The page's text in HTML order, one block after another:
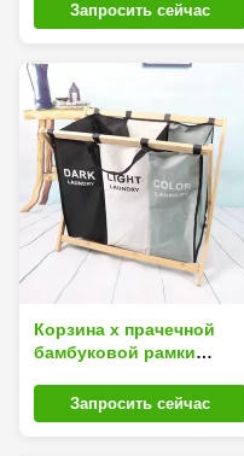
Запросить сейчас
Корзина x прачечной
бамбуковой рамки
формирует отделяемую
ткань Оксфорда
Запросить сейчас